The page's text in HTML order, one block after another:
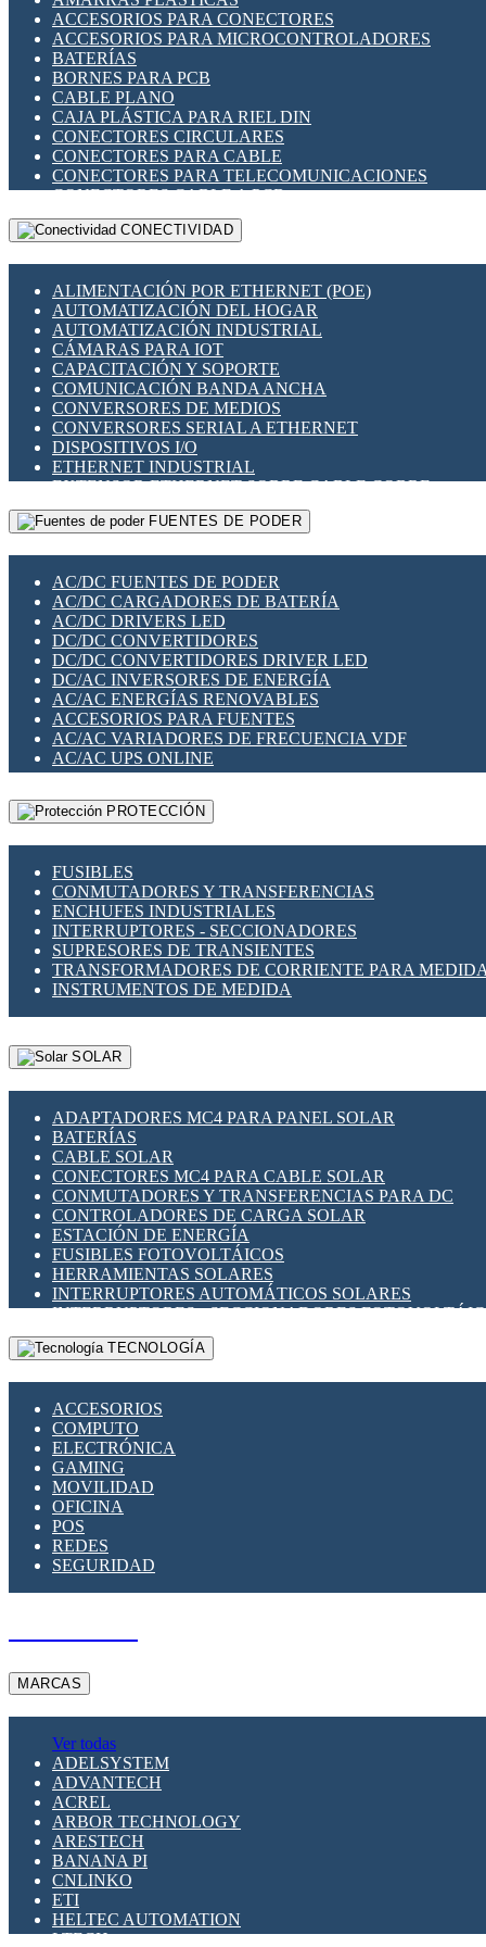
INDICADORES PARA PANEL
INTERFACES DE RELÉ
INTERRUPTORES FIN DE CARRERA
LLAVES CONMUTADORAS
MEDIDORES DE ENERGÍA Y TC'S DE CORRIENTE
MOTORES PASO A PASO
PANTALLAS HMI
PLC -CONTROLADORES LÓGICO PROGRAMABLES
PROGRAMADORES DE HORARIO
RELÉS DE PROTECCIÓN
SENSORES CAPACITIVOS
SENSORES INDUCTIVOS
TEMPORIZADORES
VARIACS
VARIADORES DE FRECUENCIA [VDF]
SECCIONADORES - INTERRUPTORES
MAQUINARIA
ACCESORIOS PARA CONECTORES
ACCESORIOS PARA MICROCONTROLADORES
BATERÍAS
BORNES PARA PCB
CABLE PLANO
CAJA PLÁSTICA PARA RIEL DIN
CONECTORES CIRCULARES
CONECTORES PARA CABLE
CONECTORES PARA TELECOMUNICACIONES
CONECTORES CABLE A PCB
CONECTORES PCB A CABLE
DIP SWITCHES
HERRAMIENTAS VARIAS
ILUMINACIÓN LED
INTERRUPTORES REED
INTERFACES DE RELÉ
OTROS RELÉS
PROTECCIÓN TÉRMICA
RELÉS AUTOMOTRICES
RELÉS DE SEÑAL
RELÉS DE ESTADO SÓLIDO SSR
RELÉS INDUSTRIALES
RELÉS MINIATURA DE POTENCIA
SENSORES MAGNÉTICOS
SWITCH Y MICROSWITCH
TARJETAS PI
UNIÓN Y DERIVACIÓN DE CABLE
CONECTIVIDAD
ALIMENTACIÓN POR ETHERNET (POE)
AUTOMATIZACIÓN DEL HOGAR
AUTOMATIZACIÓN INDUSTRIAL
CÁMARAS PARA IOT
CAPACITACIÓN Y SOPORTE
COMUNICACIÓN BANDA ANCHA
CONVERSORES DE MEDIOS
CONVERSORES SERIAL A ETHERNET
DISPOSITIVOS I/O
ETHERNET INDUSTRIAL
EXTENSOR ETHERNET SOBRE CABLE COBRE
GATEWAY LORAWAN
GESTIÓN DE REDES
PLACAS MODULARES IOT
SWITCHES Y REDES WIFI
SOLUCIONES IOT
SOLUCIONES LORAWAN
SOLUCIONES RED CELULAR
SEGURIDAD PARA REDES
SWITCHES LAN
TELEFONÍA IP (VOIP)
VIGILANCIA IP (CCTV)
MESHTASTIC
FUENTES DE PODER
AC/DC FUENTES DE PODER
AC/DC CARGADORES DE BATERÍA
AC/DC DRIVERS LED
DC/DC CONVERTIDORES
DC/DC CONVERTIDORES DRIVER LED
DC/AC INVERSORES DE ENERGÍA
AC/AC ENERGÍAS RENOVABLES
ACCESORIOS PARA FUENTES
AC/AC VARIADORES DE FRECUENCIA VDF
AC/AC UPS ONLINE
PROTECCIÓN
FUSIBLES
CONMUTADORES Y TRANSFERENCIAS
ENCHUFES INDUSTRIALES
INTERRUPTORES - SECCIONADORES
SUPRESORES DE TRANSIENTES
TRANSFORMADORES DE CORRIENTE PARA
INSTRUMENTOS DE MEDIDA
SOLAR
ADAPTADORES MC4 PARA PANEL SOLAR
BATERÍAS
CABLE SOLAR
CONECTORES MC4 PARA CABLE SOLAR
CONMUTADORES Y TRANSFERENCIAS PARA DC
CONTROLADORES DE CARGA SOLAR
ESTACIÓN DE ENERGÍA
FUSIBLES FOTOVOLTÁICOS
HERRAMIENTAS SOLARES
INTERRUPTORES AUTOMÁTICOS SOLARES
INTERRUPTORES - SECCIONADORES
MONTAJE PANEL SOLAR
PORTA FUSIBLES Y SECCIONADORES
TECNOLOGÍA
ACCESORIOS
COMPUTO
ELECTRÓNICA
GAMING
MOVILIDAD
OFICINA
POS
REDES
SEGURIDAD
MARCAS
Ver todas
ADELSYSTEM
ADVANTECH
ACREL
ARBOR TECHNOLOGY
ARESTECH
BANANA PI
CNLINKO
ETI
HELTEC AUTOMATION
LTECH